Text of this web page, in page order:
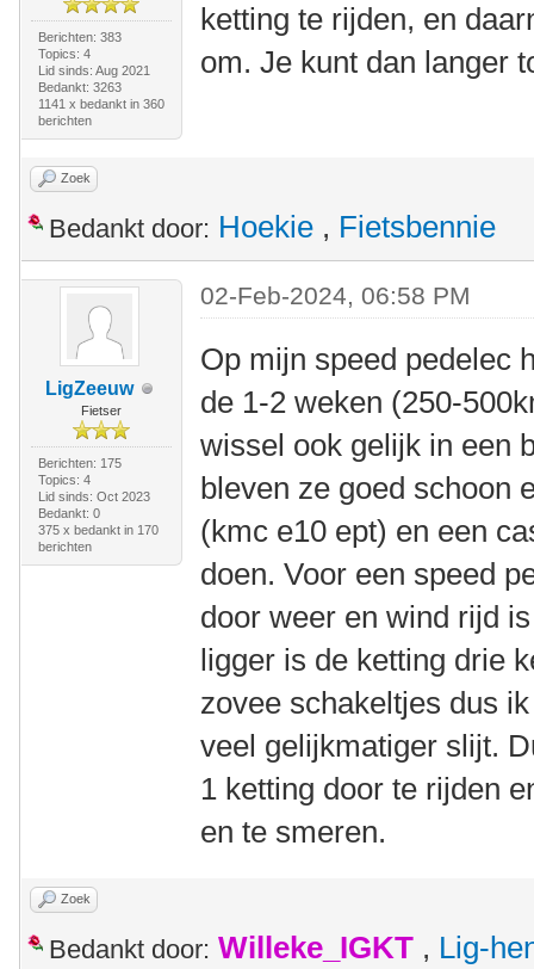
Berichten: 383
Topics: 4
Lid sinds: Aug 2021
Bedankt: 3263
1141 x bedankt in 360
berichten
ketting te rijden, en
om. Je kunt dan langer
Zoek
Bedankt door: Hoekie , Fietsbennie
LigZeeuw
Fietser
Berichten: 175
Topics: 4
Lid sinds: Oct 2023
Bedankt: 0
375 x bedankt in 170
berichten
02-Feb-2024, 06:58 PM
Op mijn speed pedelec
de 1-2 weken (250-
wissel ook gelijk in een
bleven ze goed schoon
(kmc e10 ept) en een
doen. Voor een speed
door weer en wind rijd
ligger is de ketting drie
zovee schakeltjes dus
veel gelijkmatiger slijt.
1 ketting door te rijden
en te smeren.
Zoek
Bedankt door: Willeke_IGKT , Lig-